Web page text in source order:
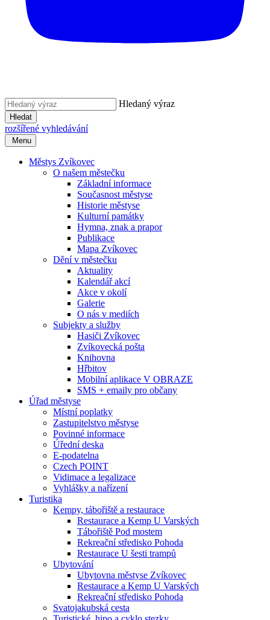
Hledaný výraz
Hledat
rozšířené vyhledávání
Menu
Městys Zvíkovec
O našem městečku
Základní informace
Současnost městyse
Historie městyse
Kulturní památky
Hymna, znak a prapor
Publikace
Mapa Zvíkovec
Dění v městečku
Aktuality
Kalendář akcí
Akce v okolí
Galerie
O nás v mediích
Subjekty a služby
Hasiči Zvíkovec
Zvíkovecká pošta
Knihovna
Hřbitov
Mobilní aplikace V OBRAZE
SMS + emaily pro občany
Úřad městyse
Místní poplatky
Zastupitelstvo městyse
Povinné informace
Úřední deska
E-podatelna
Czech POINT
Vidimace a legalizace
Vyhlášky a nařízení
Turistika
Kempy, tábořiště a restaurace
Restaurace a Kemp U Varských
Tábořiště Pod mostem
Rekreační středisko Pohoda
Restaurace U šesti trampů
Ubytování
Ubytovna městyse Zvíkovec
Restaurace a Kemp U Varských
Rekreační středisko Pohoda
Svatojakubská cesta